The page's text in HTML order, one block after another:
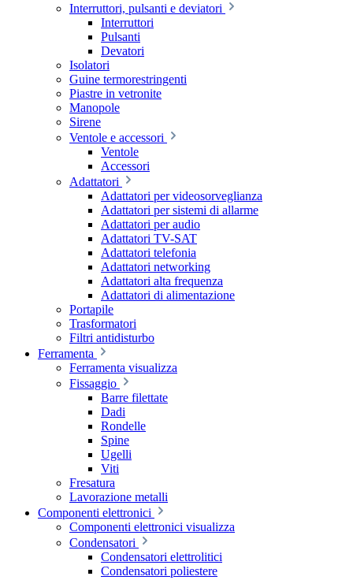
Interruttori, pulsanti e deviatori
Interruttori
Pulsanti
Devatori
Isolatori
Guine termorestringenti
Piastre in vetronite
Manopole
Sirene
Ventole e accessori
Ventole
Accessori
Adattatori
Adattatori per videosorveglianza
Adattatori per sistemi di allarme
Adattatori per audio
Adattatori TV-SAT
Adattatori telefonia
Adattatori networking
Adattatori alta frequenza
Adattatori di alimentazione
Portapile
Trasformatori
Filtri antidisturbo
Ferramenta
Ferramenta visualizza
Fissaggio
Barre filettate
Dadi
Rondelle
Spine
Ugelli
Viti
Fresatura
Lavorazione metalli
Componenti elettronici
Componenti elettronici visualizza
Condensatori
Condensatori elettrolitici
Condensatori poliestere